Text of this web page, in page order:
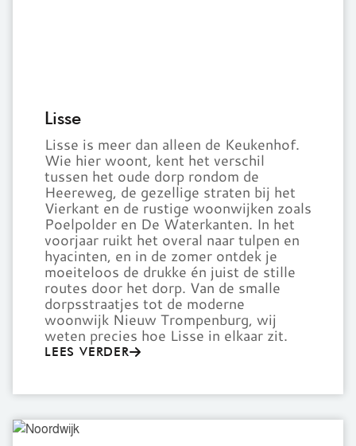
Lisse
Lisse is meer dan alleen de Keukenhof.
Wie hier woont, kent het verschil
tussen het oude dorp rondom de
Heereweg, de gezellige straten bij het
Vierkant en de rustige woonwijken zoals
Poelpolder en De Waterkanten. In het
voorjaar ruikt het overal naar tulpen en
hyacinten, en in de zomer ontdek je
moeiteloos de drukke én juist de stille
routes door het dorp. Van de smalle
dorpsstraatjes tot de moderne
woonwijk Nieuw Trompenburg, wij
weten precies hoe Lisse in elkaar zit.
LEES VERDER
Noordwijk